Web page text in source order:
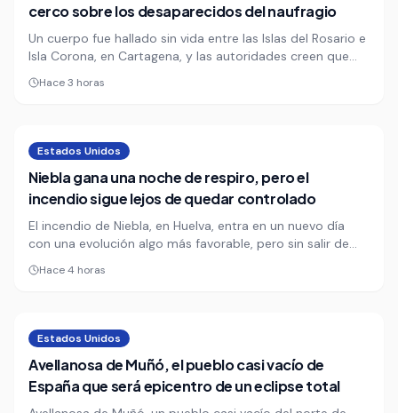
cerco sobre los desaparecidos del naufragio
Un cuerpo fue hallado sin vida entre las Islas del Rosario e
Isla Corona, en Cartagena, y las autoridades creen que
correspondería a uno de los dos tripulantes
desaparecidos tras el naufragio de una embarcación. El
Hace 3 horas
Estados Unidos
Niebla gana una noche de respiro, pero el
incendio sigue lejos de quedar controlado
El incendio de Niebla, en Huelva, entra en un nuevo día
con una evolución algo más favorable, pero sin salir de
una zona de riesgo que sigue obligando a mantener el
dispositivo al máximo. La visita de Sara Aagesen al Puesto
Hace 4 horas
Estados Unidos
Avellanosa de Muñó, el pueblo casi vacío de
España que será epicentro de un eclipse total